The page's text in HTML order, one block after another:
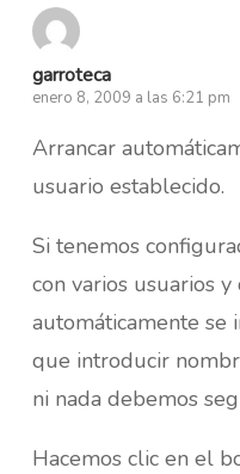
garroteca
enero 8, 2009 a las 6:21 pm
Arrancar
usuario establecido.
Si tenemos
con varios usuarios
automáticamente se
que introducir
ni nada debemos
Hacemos clic en el